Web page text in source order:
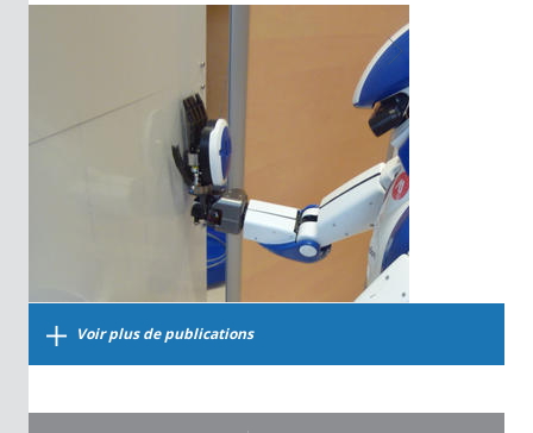
Voir plus de publications